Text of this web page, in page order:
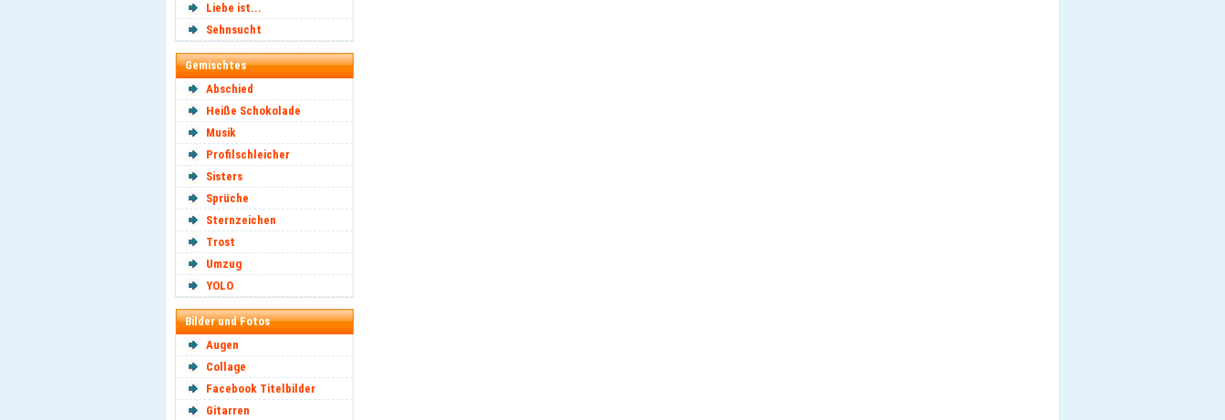
Liebe ist...
Sehnsucht
Gemischtes
Abschied
Heiße Schokolade
Musik
Profilschleicher
Sisters
Sprüche
Sternzeichen
Trost
Umzug
YOLO
Bilder und Fotos
Augen
Collage
Facebook Titelbilder
Gitarren